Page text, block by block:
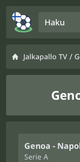
Jalkapallo TV /
Genoa -
Serie A